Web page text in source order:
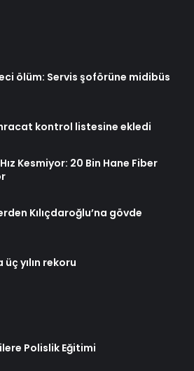
ölüm: Servis şoförüne midibüs
kontrol listesine ekledi
Kesmiyor: 20 Bin Hane Fiber
Kılıçdaroğlu’na gövde
üç yılın rekoru
Polislik Eğitimi